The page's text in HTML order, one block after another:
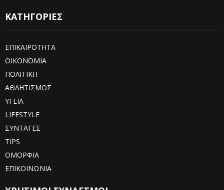
ΚΑΤΗΓΟΡΙΕΣ
ΕΠΙΚΑΙΡΟΤΗΤΑ
ΟΙΚΟΝΟΜΙΑ
ΠΟΛΙΤΙΚΗ
ΑΘΛΗΤΙΣΜΟΣ
ΥΓΕΙΑ
LIFESTYLE
ΣΥΝΤΑΓΕΣ
TIPS
ΟΜΟΡΦΙΑ
ΕΠΙΚΟΙΝΩΝΙΑ